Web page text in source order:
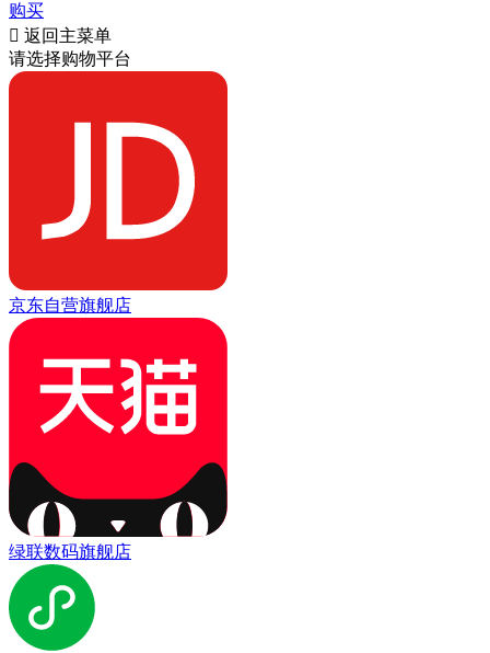
购买
 返回主菜单
请选择购物平台
京东自营旗舰店
绿联数码旗舰店